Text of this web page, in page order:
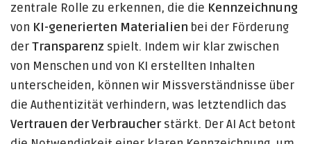
zentrale Rolle zu erkennen, die die Kennzeichnung
von KI-generierten Materialien bei der Förderung
derTransparenz spielt. Indem wir klar zwischen
von Menschen und von KI erstellten Inhalten
unterscheiden, können wir Missverständnisse über
die Authentizität verhindern, was letztendlich das
Vertrauen der Verbraucherstärkt. Der AI Act betont